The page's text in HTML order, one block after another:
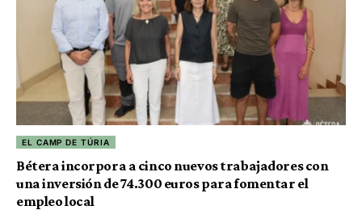
EL CAMP DE TÚRIA
Bétera incorpora a cinco nuevos trabajadores con
una inversión de 74.300 euros para fomentar el
empleo local